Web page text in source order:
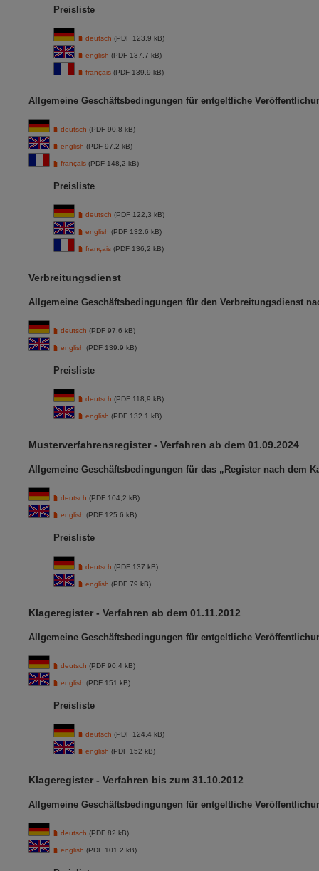
Preisliste
deutsch (PDF 123,9 kB)
english (PDF 137.7 kB)
français (PDF 139,9 kB)
Allgemeine Geschäftsbedingungen für entgeltliche
deutsch (PDF 90,8 kB)
english (PDF 97.2 kB)
français (PDF 148,2 kB)
Preisliste
deutsch (PDF 122,3 kB)
english (PDF 132.6 kB)
français (PDF 136,2 kB)
Verbreitungsdienst
Allgemeine Geschäftsbedingungen für den Verbreitungsdienst
deutsch (PDF 97,6 kB)
english (PDF 139.9 kB)
Preisliste
deutsch (PDF 118,9 kB)
english (PDF 132.1 kB)
Musterverfahrensregister - Verfahren ab dem 01.09.2024
Allgemeine Geschäftsbedingungen für das „Register nach dem
deutsch (PDF 104,2 kB)
english (PDF 125.6 kB)
Preisliste
deutsch (PDF 137 kB)
english (PDF 79 kB)
Klageregister - Verfahren ab dem 01.11.2012
Allgemeine Geschäftsbedingungen für entgeltliche
deutsch (PDF 90,4 kB)
english (PDF 151 kB)
Preisliste
deutsch (PDF 124,4 kB)
english (PDF 152 kB)
Klageregister - Verfahren bis zum 31.10.2012
Allgemeine Geschäftsbedingungen für entgeltliche
deutsch (PDF 82 kB)
english (PDF 101.2 kB)